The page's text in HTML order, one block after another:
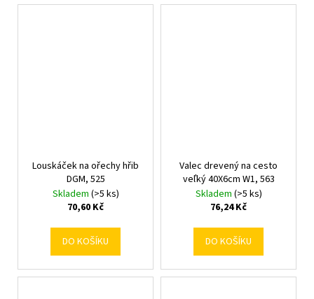
Louskáček na ořechy hřib
DGM, 525
Skladem (>5 ks)
70,60 Kč
DO KOŠÍKU
Valec drevený na cesto
veľký 40X6cm W1, 563
Skladem (>5 ks)
76,24 Kč
DO KOŠÍKU